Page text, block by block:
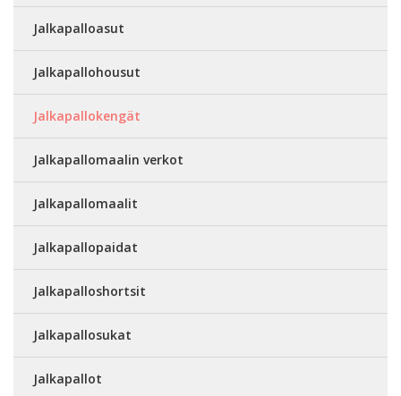
Jalkapalloasut
Jalkapallohousut
Jalkapallokengät
Jalkapallomaalin verkot
Jalkapallomaalit
Jalkapallopaidat
Jalkapalloshortsit
Jalkapallosukat
Jalkapallot